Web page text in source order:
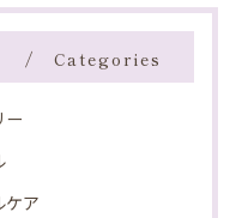
Categories
ー
ケア